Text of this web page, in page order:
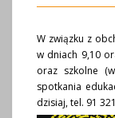
W związku z
w dniach 9,10
oraz szkolne
spotkania
dzisiaj, tel. 91